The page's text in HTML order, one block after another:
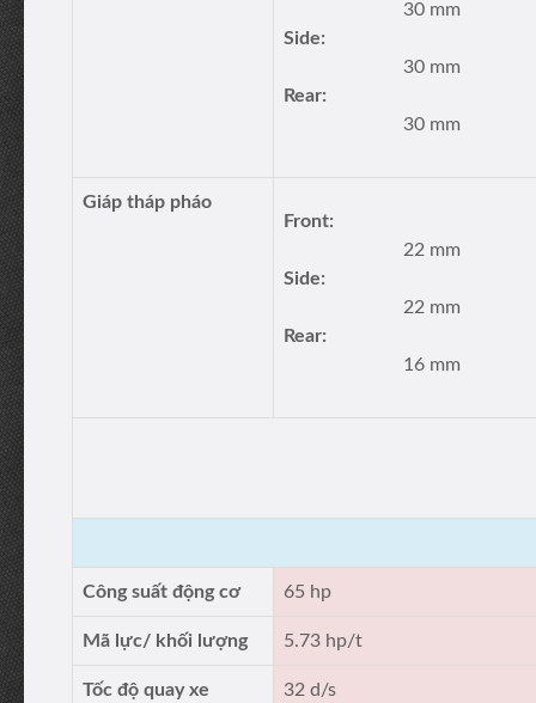
30 mm
Side:
30 mm
Rear:
30 mm
Giáp tháp pháo
Front:
22 mm
Side:
22 mm
Rear:
16 mm
Công suất động cơ 65 hp
Mã lực/ khối lượng 5.73 hp/t
Tốc độ quay xe 32 d/s